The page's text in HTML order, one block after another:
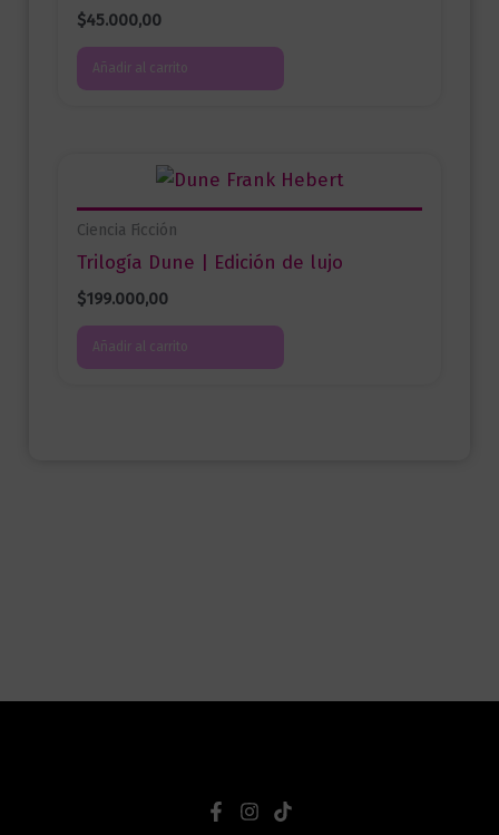
$45.000,00
Añadir al carrito
Ciencia Ficción
Trilogía Dune | Edición de lujo
$199.000,00
Añadir al carrito